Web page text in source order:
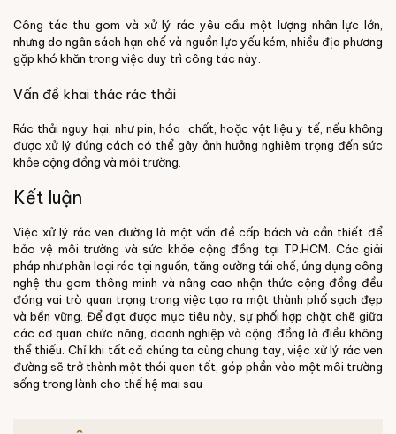
Công tác thu gom và xử lý rác yêu cầu một lượng nhân lực lớn,
nhưng do ngân sách hạn chế và nguồn lực yếu kém, nhiều địa phương
gặp khó khăn trong việc duy trì công tác này.
Vấn đề khai thác rác thải
Rác thải nguy hại, như pin, hóa chất, hoặc vật liệu y tế, nếu không
được xử lý đúng cách có thể gây ảnh hưởng nghiêm trọng đến sức
khỏe cộng đồng và môi trường.
Kết luận
Việc xử lý rác ven đường là một vấn đề cấp bách và cần thiết để
bảo vệ môi trường và sức khỏe cộng đồng tại TP.HCM. Các giải
pháp như phân loại rác tại nguồn, tăng cường tái chế, ứng dụng công
nghệ thu gom thông minh và nâng cao nhận thức cộng đồng đều
đóng vai trò quan trọng trong việc tạo ra một thành phố sạch đẹp
và bền vững. Để đạt được mục tiêu này, sự phối hợp chặt chẽ giữa
các cơ quan chức năng, doanh nghiệp và cộng đồng là điều không
thể thiếu. Chỉ khi tất cả chúng ta cùng chung tay, việc xử lý rác ven
đường sẽ trở thành một thói quen tốt, góp phần vào một môi trường
sống trong lành cho thế hệ mai sau